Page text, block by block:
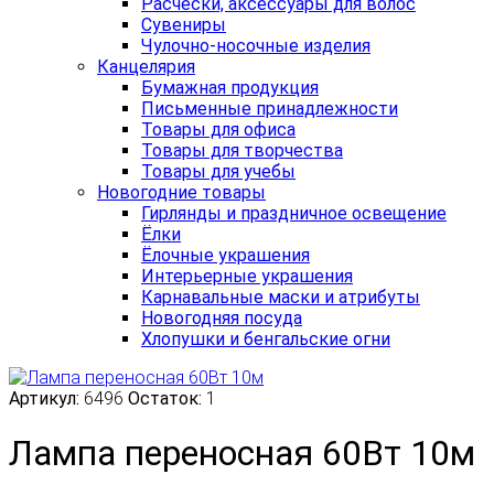
Сувениры
Чулочно-носочные изделия
Канцелярия
Бумажная продукция
Письменные принадлежности
Товары для офиса
Товары для творчества
Товары для учебы
Новогодние товары
Гирлянды и праздничное освещение
Ёлки
Ёлочные украшения
Интерьерные украшения
Карнавальные маски и атрибуты
Новогодняя посуда
Хлопушки и бенгальские огни
Артикул: 6496 Остаток: 1
Лампа переносная 60Вт 10м